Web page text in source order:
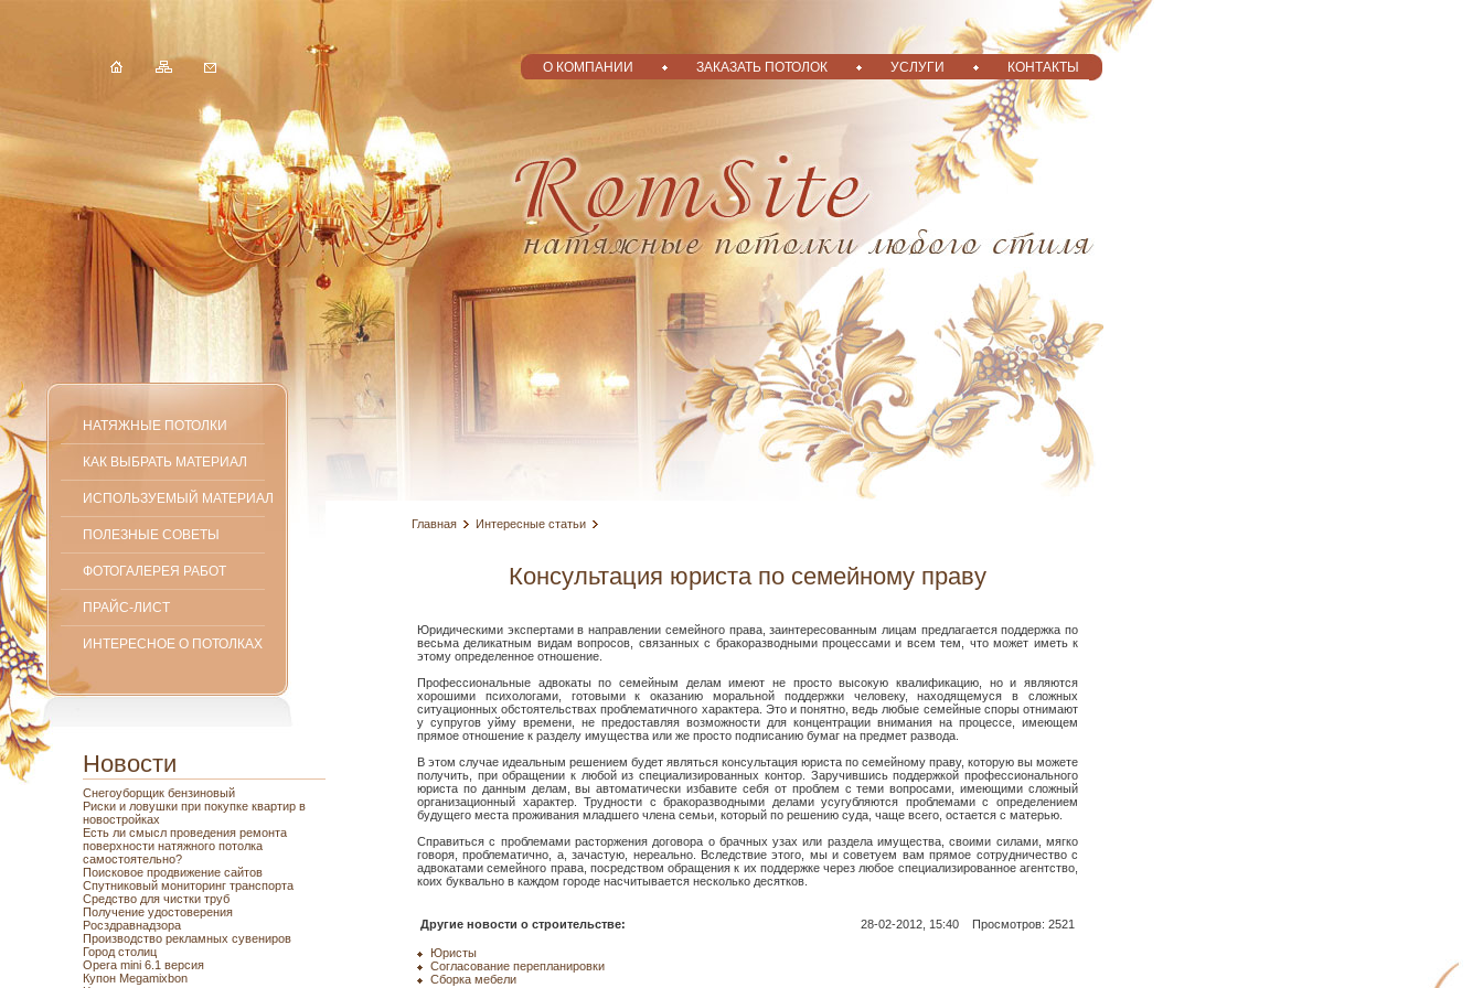
О КОМПАНИИ ЗАКАЗАТЬ ПОТОЛОК УСЛУГИ КОНТАКТЫ
НАТЯЖНЫЕ ПОТОЛКИ
КАК ВЫБРАТЬ МАТЕРИАЛ
ИСПОЛЬЗУЕМЫЙ МАТЕРИАЛ
ПОЛЕЗНЫЕ СОВЕТЫ
ФОТОГАЛЕРЕЯ РАБОТ
ПРАЙС-ЛИСТ
ИНТЕРЕСНОЕ О ПОТОЛКАХ
Новости
Снегоуборщик бензиновый
Риски и ловушки при покупке квартир в
новостройках
Есть ли смысл проведения ремонта
поверхности натяжного потолка
самостоятельно?
Поисковое продвижение сайтов
Спутниковый мониторинг транспорта
Средство для чистки труб
Получение удостоверения
Росздравнадзора
Производство рекламных сувениров
Город столиц
Opera mini 6.1 версия
Купон Megamixbon
Главная Интересные статьи
Консультация юриста по семейному праву
Юридическими экспертами в направлении семейного права, заинтересованным лицам предлагается поддержка по
весьма деликатным видам вопросов, связанных с бракоразводными процессами и всем тем, что может иметь к
этому определенное отношение.
Профессиональные адвокаты по семейным делам имеют не просто высокую квалификацию, но и являются
хорошими психологами, готовыми к оказанию моральной поддержки человеку, находящемуся в сложных
ситуационных обстоятельствах проблематичного характера. Это и понятно, ведь любые семейные споры отнимают
у супругов уйму времени, не предоставляя возможности для концентрации внимания на процессе, имеющем
прямое отношение к разделу имущества или же просто подписанию бумаг на предмет развода.
В этом случае идеальным решением будет являться консультация юриста по семейному праву, которую вы можете
получить, при обращении к любой из специализированных контор. Заручившись поддержкой профессионального
юриста по данным делам, вы автоматически избавите себя от проблем с теми вопросами, имеющими сложный
организационный характер. Трудности с бракоразводными делами усугубляются проблемами с определением
будущего места проживания младшего члена семьи, который по решению суда, чаще всего, остается с матерью.
Справиться с проблемами расторжения договора о брачных узах или раздела имущества, своими силами, мягко
говоря, проблематично, а, зачастую, нереально. Вследствие этого, мы и советуем вам прямое сотрудничество с
адвокатами семейного права, посредством обращения к их поддержке через любое специализированное агентство,
коих буквально в каждом городе насчитывается несколько десятков.
Другие новости о строительстве: 28-02-2012, 15:40 Просмотров: 2521
Юристы
Согласование перепланировки
Сборка мебели